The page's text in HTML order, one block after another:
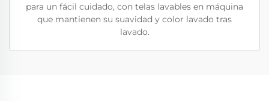
para un fácil cuidado, con telas lavables en máquina
que mantienen su suavidad y color lavado tras
lavado.